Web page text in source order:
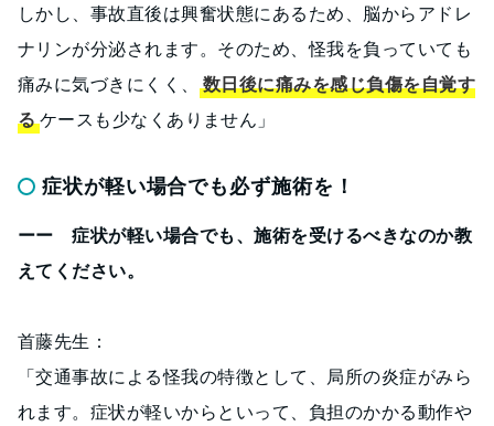
しかし、事故直後は興奮状態にあるため、脳からアドレ
ナリンが分泌されます。そのため、怪我を負っていても
痛みに気づきにくく、
数日後に痛みを感じ負傷を自覚す
るケースも少なくありません」
症状が軽い場合でも必ず施術を！
ーー 症状が軽い場合でも、施術を受けるべきなのか教
えてください。
首藤先生：
「交通事故による怪我の特徴として、局所の炎症がみら
れます。症状が軽いからといって、負担のかかる動作や